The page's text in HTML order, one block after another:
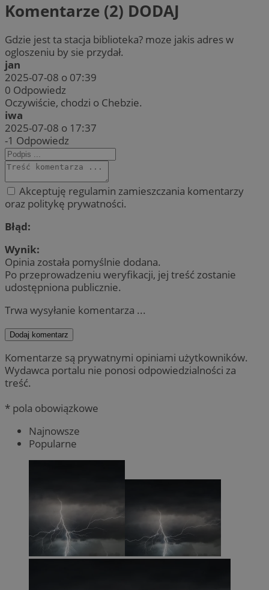
Komentarze (2) DODAJ
Gdzie jest ta stacja biblioteka? moze jakis adres w
ogloszeniu by sie przydał.
jan
2025-07-08 o 07:39
0 Odpowiedz
Oczywiście, chodzi o Chebzie.
iwa
2025-07-08 o 17:37
-1 Odpowiedz
Akceptuję regulamin zamieszczania komentarzy
oraz politykę prywatności.
Błąd:
Wynik:
Opinia została pomyślnie dodana.
Po przeprowadzeniu weryfikacji, jej treść zostanie
udostępniona publicznie.
Trwa wysyłanie komentarza ...
Dodaj komentarz
Komentarze są prywatnymi opiniami użytkowników.
Wydawca portalu nie ponosi odpowiedzialności za
treść.
* pola obowiązkowe
Najnowsze
Popularne